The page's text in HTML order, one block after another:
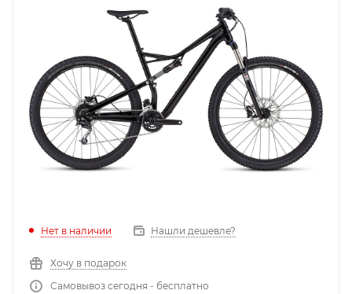
Нет в наличии Нашли дешевле?
Хочу в подарок
Самовывоз сегодня - бесплатно